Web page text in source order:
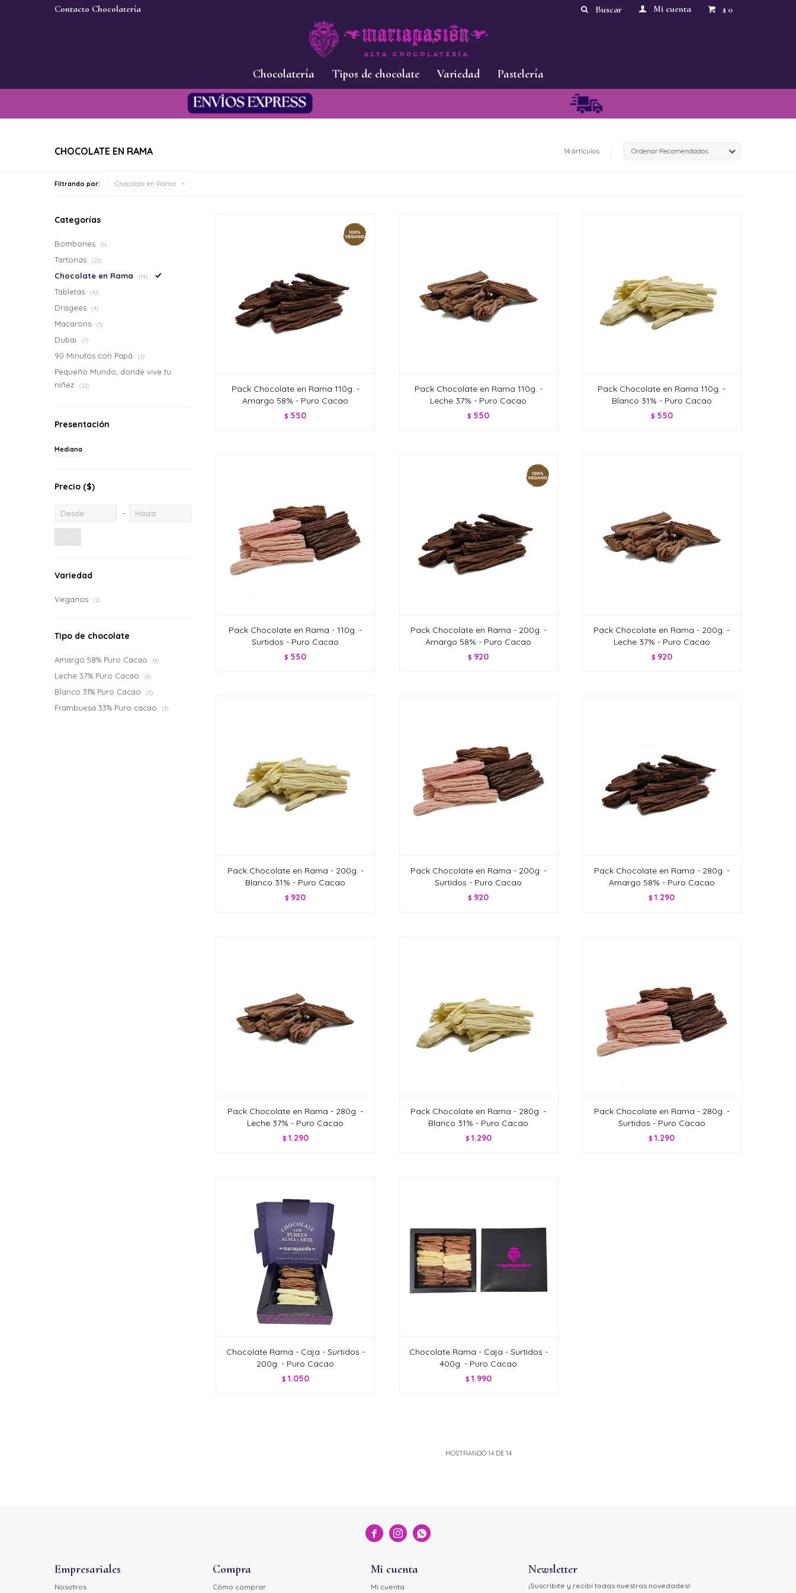
Chocolatería Tipos de chocolate Variedad Pastelería
$ 0
Contacto Chocolatería
CHOCOLATE EN RAMA 14 artículos Recomendados
Filtrando por: Chocolate en Rama
Pack Chocolate en Rama 110g. -
Amargo 58% - Puro Cacao
$ 550
Pack Chocolate en Rama 110g. -
Leche 37% - Puro Cacao
$ 550
Pack Chocolate en Rama 110g. -
Blanco 31% - Puro Cacao
$ 550
Pack Chocolate en Rama - 110g. -
Surtidos - Puro Cacao
$ 550
Pack Chocolate en Rama - 200g. -
Amargo 58% - Puro Cacao
$ 920
Pack Chocolate en Rama - 200g. -
Leche 37% - Puro Cacao
$ 920
Pack Chocolate en Rama - 200g. -
Blanco 31% - Puro Cacao
$ 920
Pack Chocolate en Rama - 200g. -
Surtidos - Puro Cacao
$ 920
Pack Chocolate en Rama - 280g. -
Amargo 58% - Puro Cacao
$ 1.290
Pack Chocolate en Rama - 280g. -
Leche 37% - Puro Cacao
$ 1.290
Pack Chocolate en Rama - 280g. -
Blanco 31% - Puro Cacao
$ 1.290
Pack Chocolate en Rama - 280g. -
Surtidos - Puro Cacao
$ 1.290
Chocolate Rama - Caja - Surtidos -
200g. - Puro Cacao
$ 1.050
Chocolate Rama - Caja - Surtidos -
400g. - Puro Cacao
$ 1.990
MOSTRANDO 14 DE 14
Categorías
Bombones (6)
Tartonas (22)
Chocolate en Rama (14)
Tabletas (10)
Dragees (4)
Macarons (3)
Dubai (7)
90 Minutos con Papá (2)
Pequeño Mundo, donde vive tu
niñez
(22)
Presentación
Mediana
Precio ($)
Variedad
Veganos (2)
Tipo de chocolate
Amargo 58% Puro Cacao (8)
Leche 37% Puro Cacao (8)
Blanco 31% Puro Cacao (5)
Frambuesa 33% Puro cacao (3)
  
Empresariales
Nosotros
Compra
Cómo comprar
Mi cuenta
Mi cuenta
Newsletter
¡Suscribite y recibí todas nuestras novedades!